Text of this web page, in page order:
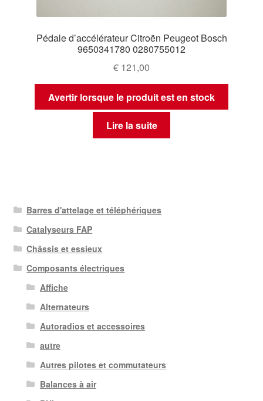
Pédale d’accélérateur Citroën Peugeot Bosch
9650341780 0280755012
€ 121,00
Avertir lorsque le produit est en stock
Lire la suite
Barres d'attelage et téléphériques
Catalyseurs FAP
Châssis et essieux
Composants électriques
Affiche
Alternateurs
Autoradios et accessoires
autre
Autres pilotes et commutateurs
Balances à air